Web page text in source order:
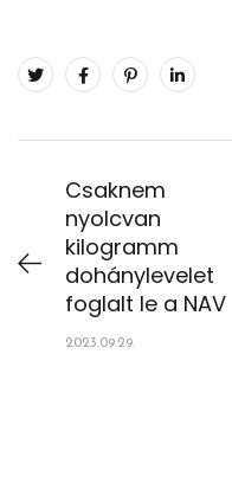
Csaknem
nyolcvan
kilogramm
dohánylevelet
foglalt le a NAV
2023.09.29.